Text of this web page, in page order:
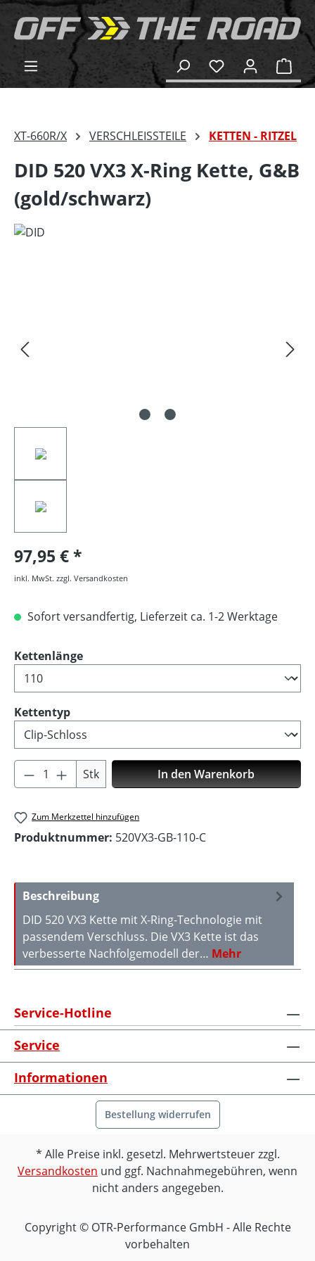
springen
XT-660R/X VERSCHLEISSTEILE KETTEN - RITZEL
DID 520 VX3 X-Ring Kette, G&B
(gold/schwarz)
97,95 €
inkl. MwSt. zzgl. Versandkosten
Sofort versandfertig, Lieferzeit ca. 1-2 Werktage
Kettenlängeauswählen
Kettentypauswählen
Produkt Anzahl: Gib den gewünschten
Stk In den Warenkorb
Zum Merkzettel hinzufügen
Produktnummer: 520VX3-GB-110-C
Beschreibung
DID 520 VX3 Kette mit X-Ring-Technologie mit
passendem Verschluss. Die VX3 Kette ist das
verbesserte Nachfolgemodell der… Mehr
Service-Hotline
Service
Informationen
Bestellung widerrufen
Alle Preise inkl. gesetzl. Mehrwertsteuer zzgl.
Versandkosten und ggf. Nachnahmegebühren, wenn
nicht anders angegeben.
Copyright © OTR-Performance GmbH - Alle Rechte
vorbehalten